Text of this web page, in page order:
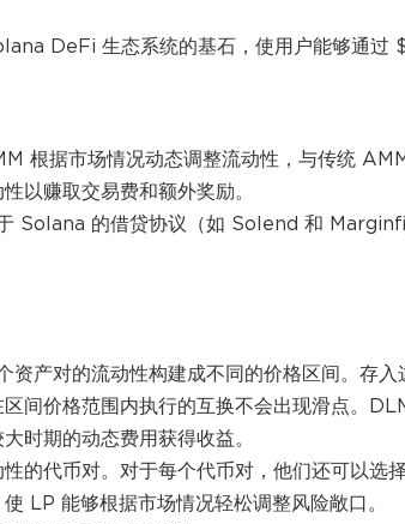
DeFi 生态系统的基石，使用户能够通过
根据市场情况动态调整流动性，与传统
以赚取交易费和额外奖励。
Solana 的借贷协议（如 Solend 和
产对的流动性构建成不同的价格区间。存入
间价格范围内执行的互换不会出现滑点。
时期的动态费用获得收益。
的代币对。对于每个代币对，他们还可以选
LP 能够根据市场情况轻松调整风险敞口。